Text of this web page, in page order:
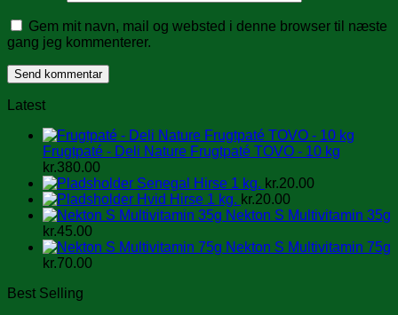
Gem mit navn, mail og websted i denne browser til næste
gang jeg kommenterer.
Latest
Frugtpaté - Deli Nature Frugtpaté TOVO - 10 kg
kr.380.00
Senegal Hirse 1 kg. kr.20.00
Hvid Hirse 1 kg. kr.20.00
Nekton S Multivitamin 35g
kr.45.00
Nekton S Multivitamin 75g
kr.70.00
Best Selling